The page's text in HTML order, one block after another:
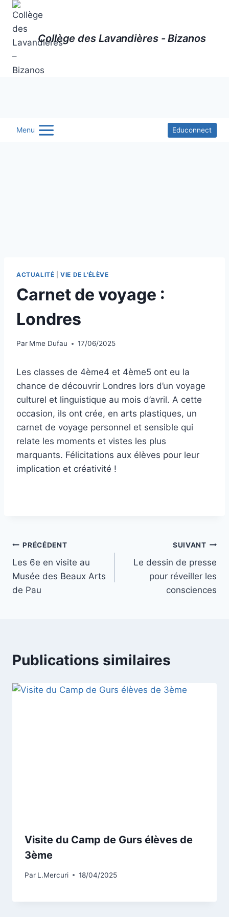
Aller
contenu
Collège des Lavandières - Bizanos
Menu Educonnect
ACTUALITÉ |VIE DE L'ÉLÈVE
Carnet de voyage :
Londres
Par Mme Dufau 17/06/2025
Les classes de 4ème4 et 4ème5 ont eu la
chance de découvrir Londres lors d’un voyage
culturel et linguistique au mois d’avril. A cette
occasion, ils ont crée, en arts plastiques, un
carnet de voyage personnel et sensible qui
relate les moments et vistes les plus
marquants. Félicitations aux élèves pour leur
implication et créativité !
Navigation
de
l’article
PRÉCÉDENT
Les 6e en visite au
Musée des Beaux Arts
de Pau
SUIVANT
Le dessin de presse
pour réveiller les
consciences
Publications similaires
Visite du Camp de Gurs élèves de
3ème
Par L.Mercuri 18/04/2025